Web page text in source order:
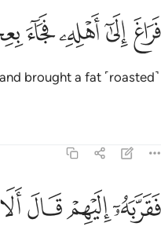
فراغ الى اهله فجاء بعجل سمين ٢٦
فَرَاغَ إِلَىٰٓ أَهْلِهِۦ فَجَآءَ بِعِجْلٍۢ
ﲺﲻﲼﲽ
brought a fat ˹roasted˺
فقربه اليهم قال الا تاكلون ٢٧
فَقَرَّبَهُۥٓ إِلَيْهِمْ قَالَ أَلَا تَأْكُلُونَ ٢٧
ﳁﳂﳃﳄ